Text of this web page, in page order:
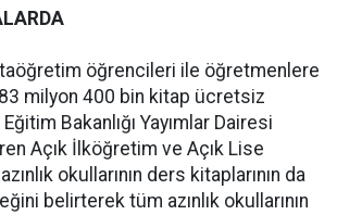
öğrencileri ile öğretmenlere
milyon 400 bin kitap ücretsiz
Bakanlığı Yayımlar Dairesi
Açık İlköğretim ve Açık Lise
okullarının ders kitaplarının da
belirterek tüm azınlık okullarının